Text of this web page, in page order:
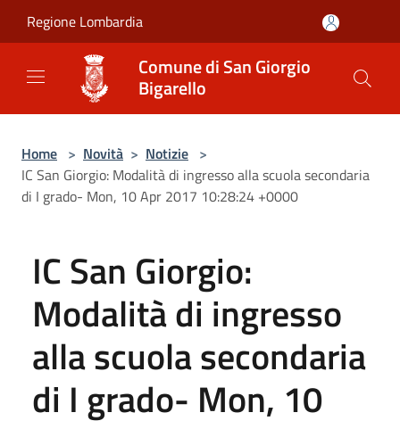
Regione Lombardia
Comune di San Giorgio
Bigarello
Home > Novità > Notizie >
IC San Giorgio: Modalità di ingresso alla scuola secondaria
di I grado- Mon, 10 Apr 2017 10:28:24 +0000
IC San Giorgio:
Modalità di ingresso
alla scuola secondaria
di I grado- Mon, 10